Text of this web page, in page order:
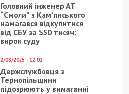
Головний інженер АТ
“Смоли” з Кам’янського
намагався відкупитися
від СБУ за $50 тисяч:
вирок суду
2/08/2026 - 12:02
Держслужбовця з
Тернопільщини
підозрюють у вимаганні